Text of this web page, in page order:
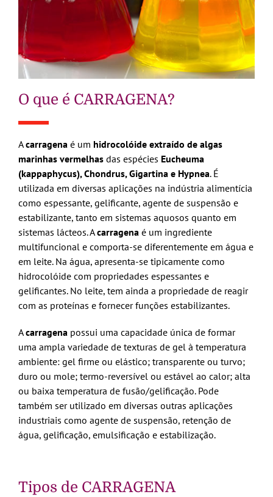
O que é CARRAGENA?
Acarragena é um hidrocolóide extraído de algas
marinhas vermelhas das espécies Eucheuma
(kappaphycus), Chondrus, Gigartina e Hypnea. É
utilizada em diversas aplicações na indústria alimentícia
como espessante, gelificante, agente de suspensão e
estabilizante, tanto em sistemas aquosos quanto em
sistemas lácteos. Acarragena é um ingrediente
multifuncional e comporta-se diferentemente em água e
em leite. Na água, apresenta-se tipicamente como
hidrocolóide com propriedades espessantes e
gelificantes. No leite, tem ainda a propriedade de reagir
com as proteínas e fornecer funções estabilizantes.
Acarragena possui uma capacidade única de formar
uma ampla variedade de texturas de gel à temperatura
ambiente: gel firme ou elástico; transparente ou turvo;
duro ou mole; termo-reversível ou estável ao calor; alta
ou baixa temperatura de fusão/gelificação. Pode
também ser utilizado em diversas outras aplicações
industriais como agente de suspensão, retenção de
água, gelificação, emulsificação e estabilização.
Tipos de CARRAGENA